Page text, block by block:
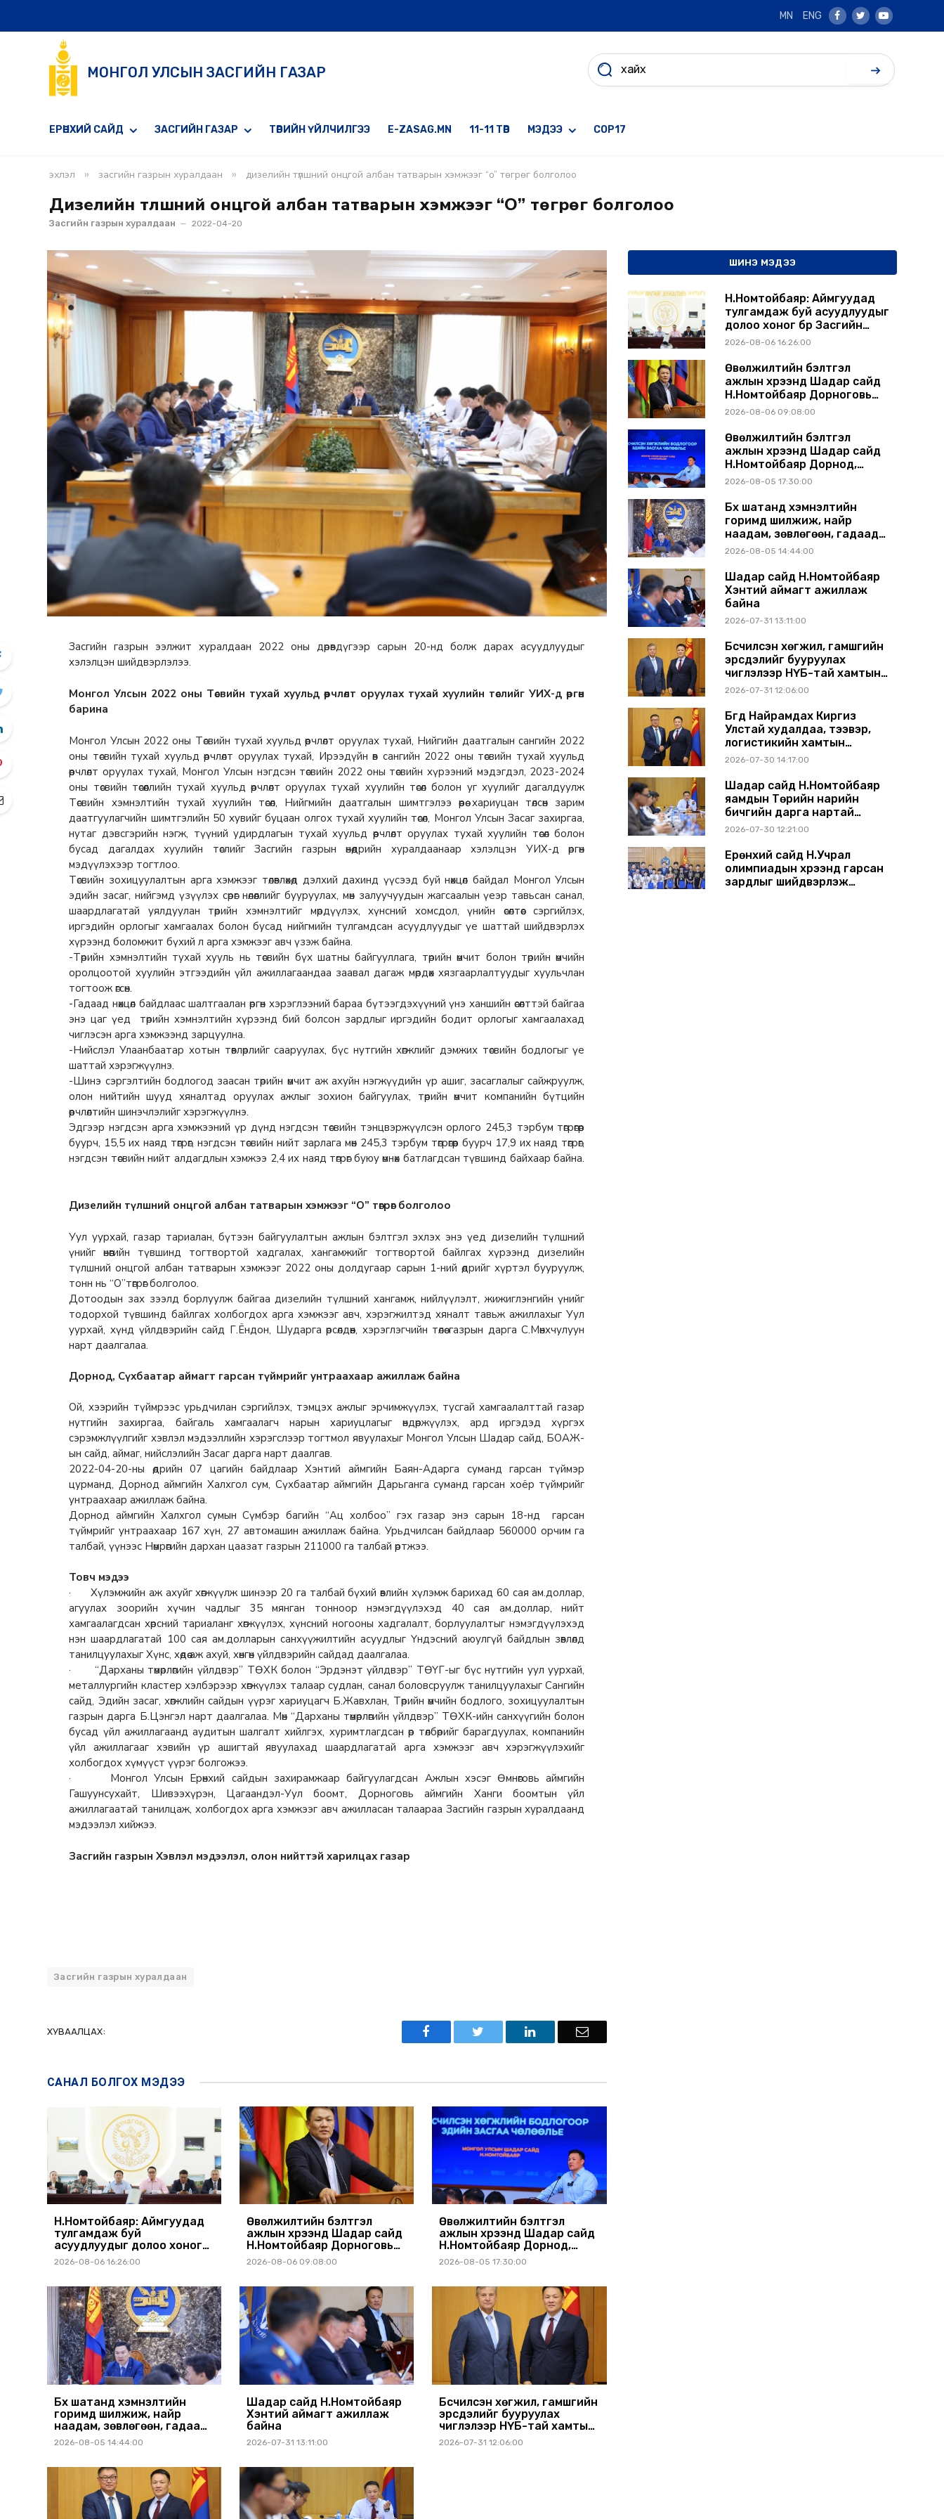
MN ENG
Facebook
TwitterYoutube
МОНГОЛ УЛСЫН ЗАСГИЙН ГАЗАР
ЕРӨНХИЙ САЙД ЗАСГИЙН ГАЗАР ТӨРИЙН ҮЙЛЧИЛГЭЭ E-ZASAG.MN 11-11 ТӨВ МЭДЭЭ COP17
эхлэл » засгийн газрын хуралдаан » дизелийн түлшний онцгой албан татварын хэмжээг “o” төгрөг болголоо
Дизелийн түлшний онцгой албан татварын хэмжээг “O” төгрөг болголоо
Засгийн газрын хуралдаан 2022-04-20
Засгийн газрын ээлжит хуралдаан 2022 оны дөрөвдүгээр сарын 20-нд болж дарах асуудлуудыг
хэлэлцэн шийдвэрлэлээ.
Монгол Улсын 2022 оны Төсвийн тухай хуульд өөрчлөлт оруулах тухай хуулийн төслийг УИХ-д өргөн
барина
Монгол Улсын 2022 оны Төсвийн тухай хуульд өөрчлөлт оруулах тухай, Нийгийн даатгалын сангийн 2022
оны төсвийн тухай хуульд өөрчлөлт оруулах тухай, Ирээдүйн өв сангийн 2022 оны төсвийн тухай хуульд
өөрчлөлт оруулах тухай, Монгол Улсын нэгдсэн төсвийн 2022 оны төсвийн хүрээний мэдэгдэл, 2023-2024
оны төсвийн төсөөллийн тухай хуульд өөрчлөлт оруулах тухай хуулийн төсөл болон уг хуулийг дагалдуулж
Төсвийн хэмнэлтийн тухай хуулийн төсөл, Нийгмийн даатгалын шимтгэлээ өөрөө хариуцан төлсөн зарим
даатгуулагчийн шимтгэлийн 50 хувийг буцаан олгох тухай хуулийн төсөл, Монгол Улсын Засаг захиргаа,
нутаг дэвсгэрийн нэгж, түүний удирдлагын тухай хуульд өөрчлөлт оруулах тухай хуулийн төсөл болон
бусад дагалдах хуулийн төслийг Засгийн газрын өнөөдрийн хуралдаанаар хэлэлцэн УИХ-д өргөн
мэдүүлэхээр тогтлоо.
Төсвийн зохицуулалтын арга хэмжээг төлөвлөхөд дэлхий дахинд үүсээд буй нөхцөл байдал Монгол Улсын
эдийн засаг, нийгэмд үзүүлэх сөрөг нөлөөллийг бууруулах, мөн залуучуудын жагсаалын үеэр тавьсан санал,
шаардлагатай уялдуулан төрийн хэмнэлтийг мөрдүүлэх, хүнсний хомсдол, үнийн өсөлтөөс сэргийлэх,
иргэдийн орлогыг хамгаалах болон бусад нийгмийн тулгамдсан асуудлуудыг үе шаттай шийдвэрлэх
хүрээнд боломжит бүхий л арга хэмжээг авч үзэж байна.
-Төрийн хэмнэлтийн тухай хууль нь төсвийн бүх шатны байгууллага, төрийн өмчит болон төрийн өмчийн
оролцоотой хуулийн этгээдийн үйл ажиллагаандаа заавал дагаж мөрдөх хязгаарлалтуудыг хуульчлан
тогтоож өгсөн.
-Гадаад нөхцөл байдлаас шалтгаалан өргөн хэрэглээний бараа бүтээгдэхүүний үнэ ханшийн өсөлттэй байгаа
энэ цаг үед төрийн хэмнэлтийн хүрээнд бий болсон зардлыг иргэдийн бодит орлогыг хамгаалахад
чиглэсэн арга хэмжээнд зарцуулна.
-Нийслэл Улаанбаатар хотын төвлөрлийг сааруулах, бүс нутгийн хөгжлийг дэмжих төсвийн бодлогыг үе
шаттай хэрэгжүүлнэ.
-Шинэ сэргэлтийн бодлогод заасан төрийн өмчит аж ахуйн нэгжүүдийн үр ашиг, засаглалыг сайжруулж,
олон нийтийн шууд хяналтад оруулах ажлыг зохион байгуулах, төрийн өмчит компанийн бүтцийн
өөрчлөлтийн шинэчлэлийг хэрэгжүүлнэ.
Эдгээр нэгдсэн арга хэмжээний үр дүнд нэгдсэн төсвийн тэнцвэржүүлсэн орлого 245,3 тэрбум төгрөгөөр
буурч, 15,5 их наяд төгрөг, нэгдсэн төсвийн нийт зарлага мөн 245,3 тэрбум төгрөгөөр буурч 17,9 их наяд төгрөг,
нэгдсэн төсвийн нийт алдагдлын хэмжээ 2,4 их наяд төгрөг буюу өмнөх батлагдсан түвшинд байхаар байна.
Дизелийн түлшний онцгой албан татварын хэмжээг “O” төгрөг болголоо
Уул уурхай, газар тариалан, бүтээн байгуулалтын ажлын бэлтгэл эхлэх энэ үед дизелийн түлшний
үнийг өнөөгийн түвшинд тогтвортой хадгалах, хангамжийг тогтвортой байлгах хүрээнд дизелийн
түлшний онцгой албан татварын хэмжээг 2022 оны долдугаар сарын 1-ний өдрийг хүртэл бууруулж,
тонн нь “O”төгрөг болголоо.
Дотоодын зах зээлд борлуулж байгаа дизелийн түлшний хангамж, нийлүүлэлт, жижиглэнгийн үнийг
тодорхой түвшинд байлгах холбогдох арга хэмжээг авч, хэрэгжилтэд хяналт тавьж ажиллахыг Уул
уурхай, хүнд үйлдвэрийн сайд Г.Ёндон, Шударга өрсөлдөөн, хэрэглэгчийн төлөө газрын дарга С.Мөнхчулуун
нарт даалгалаа.
Дорнод, Сүхбаатар аймагт гарсан түймрийг унтраахаар ажиллаж байна
Ой, хээрийн түймрээс урьдчилан сэргийлэх, тэмцэх ажлыг эрчимжүүлэх, тусгай хамгаалалттай газар
нутгийн захиргаа, байгаль хамгаалагч нарын хариуцлагыг өндөржүүлэх, ард иргэдэд хүргэх
сэрэмжлүүлгийг хэвлэл мэдээллийн хэрэгслээр тогтмол явуулахыг Монгол Улсын Шадар сайд, БОАЖ-
ын сайд, аймаг, нийслэлийн Засаг дарга нарт даалгав.
2022-04-20-ны өдрийн 07 цагийн байдлаар Хэнтий аймгийн Баян-Адарга суманд гарсан түймэр
цурманд, Дорнод аймгийн Халхгол сум, Сүхбаатар аймгийн Дарьганга суманд гарсан хоёр түймрийг
унтраахаар ажиллаж байна.
Дорнод аймгийн Халхгол сумын Сүмбэр багийн “Ац холбоо” гэх газар энэ сарын 18-нд гарсан
түймрийг унтраахаар 167 хүн, 27 автомашин ажиллаж байна. Урьдчилсан байдлаар 560000 орчим га
талбай, үүнээс Нөмрөгийн дархан цаазат газрын 211000 га талбай өртжээ.
Товч мэдээ
· Хүлэмжийн аж ахуйг хөгжүүлж шинээр 20 га талбай бүхий өвлийн хүлэмж барихад 60 сая ам.доллар,
агуулах зоорийн хүчин чадлыг 35 мянган тонноор нэмэгдүүлэхэд 40 сая ам.доллар, нийт
хамгаалагдсан хөрсний тариаланг хөгжүүлэх, хүнсний ногооны хадгалалт, борлуулалтыг нэмэгдүүлэхэд
нэн шаардлагатай 100 сая ам.долларын санхүүжилтийн асуудлыг Үндэсний аюулгүй байдлын зөвлөлд
танилцуулахыг Хүнс, хөдөө аж ахуй, хөнгөн үйлдвэрийн сайдад даалгалаа.
· “Дарханы төмөрлөгийн үйлдвэр” ТӨХК болон “Эрдэнэт үйлдвэр” ТӨҮГ-ыг бүс нутгийн уул уурхай,
металлургийн кластер хэлбэрээр хөгжүүлэх талаар судлан, санал боловсруулж танилцуулахыг Сангийн
сайд, Эдийн засаг, хөгжлийн сайдын үүрэг хариуцагч Б.Жавхлан, Төрийн өмчийн бодлого, зохицуулалтын
газрын дарга Б.Цэнгэл нарт даалгалаа. Мөн “Дарханы төмөрлөгийн үйлдвэр” ТӨХК-ийн санхүүгийн болон
бусад үйл ажиллагаанд аудитын шалгалт хийлгэх, хуримтлагдсан өр төлбөрийг барагдуулах, компанийн
үйл ажиллагааг хэвийн үр ашигтай явуулахад шаардлагатай арга хэмжээг авч хэрэгжүүлэхийг
холбогдох хүмүүст үүрэг болгожээ.
· Монгол Улсын Ерөнхий сайдын захирамжаар байгуулагдсан Ажлын хэсэг Өмнөговь аймгийн
Гашуунсухайт, Шивээхүрэн, Цагаандэл-Уул боомт, Дорноговь аймгийн Ханги боомтын үйл
ажиллагаатай танилцаж, холбогдох арга хэмжээг авч ажилласан талаараа Засгийн газрын хуралдаанд
мэдээлэл хийжээ.
Засгийн газрын Хэвлэл мэдээлэл, олон нийттэй харилцах газар
Засгийн газрын хуралдаан
ХУВААЛЦАХ:
САНАЛ БОЛГОХ МЭДЭЭ
Н.Номтойбаяр: Аймгуудад
тулгамдаж буй
асуудлуудыг долоо хоног
бүр Засгийн газрын
2026-08-06 16:26:00
Өвөлжилтийн бэлтгэл
ажлын хүрээнд Шадар сайд
Н.Номтойбаяр Дорноговь
аймагт ажиллав
2026-08-06 09:08:00
Өвөлжилтийн бэлтгэл
ажлын хүрээнд Шадар сайд
Н.Номтойбаяр Дорнод,
Сүхбаатар аймагт ажиллав
2026-08-05 17:30:00
Бүх шатанд хэмнэлтийн
горимд шилжиж, найр
наадам, зөвлөгөөн, гадаад
томилолтыг хориглолоо
2026-08-05 14:44:00
Шадар сайд Н.Номтойбаяр
Хэнтий аймагт ажиллаж
байна
2026-07-31 13:11:00
Бүсчилсэн хөгжил, гамшгийн
эрсдэлийг бууруулах
чиглэлээр НҮБ-тай хамтын
ажиллагаагаа өргөжүүлэхээр
санал солилцлоо
2026-07-31 12:06:00
ШИНЭ МЭДЭЭ
Н.Номтойбаяр: Аймгуудад
тулгамдаж буй асуудлуудыг
долоо хоног бүр Засгийн
газрын хуралдаанд
2026-08-06 16:26:00
Өвөлжилтийн бэлтгэл
ажлын хүрээнд Шадар сайд
Н.Номтойбаяр Дорноговь
аймагт ажиллав
2026-08-06 09:08:00
Өвөлжилтийн бэлтгэл
ажлын хүрээнд Шадар сайд
Н.Номтойбаяр Дорнод,
Сүхбаатар аймагт ажиллав
2026-08-05 17:30:00
Бүх шатанд хэмнэлтийн
горимд шилжиж, найр
наадам, зөвлөгөөн, гадаад
томилолтыг хориглолоо
2026-08-05 14:44:00
Шадар сайд Н.Номтойбаяр
Хэнтий аймагт ажиллаж
байна
2026-07-31 13:11:00
Бүсчилсэн хөгжил, гамшгийн
эрсдэлийг бууруулах
чиглэлээр НҮБ-тай хамтын
ажиллагаагаа өргөжүүлэхээр
2026-07-31 12:06:00
Бүгд Найрамдах Киргиз
Улстай худалдаа, тээвэр,
логистикийн хамтын
ажиллагааг өргөжүүлнэ
2026-07-30 14:17:00
Шадар сайд Н.Номтойбаяр
яамдын Төрийн нарийн
бичгийн дарга нартай
шуурхай хуралдлаа
2026-07-30 12:21:00
Ерөнхий сайд Н.Учрал
олимпиадын хүрээнд гарсан
зардлыг шийдвэрлэж